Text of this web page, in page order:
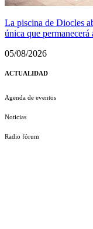
La piscina de Diocles
única que permanecerá
05/08/2026
ACTUALIDAD
Agenda de eventos
Noticias
Radio fórum